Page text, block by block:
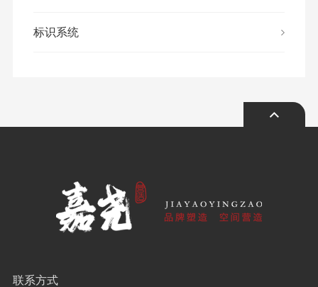
标识系统
联系方式